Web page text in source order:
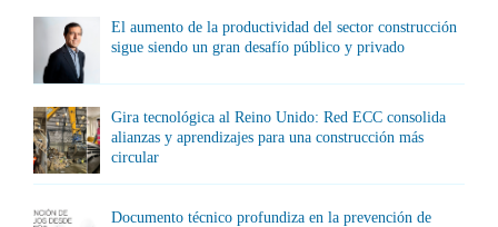
El aumento de la productividad del sector construcción
sigue siendo un gran desafío público y privado
Gira tecnológica al Reino Unido: Red ECC consolida
alianzas y aprendizajes para una construcción más
circular
Documento técnico profundiza en la prevención de